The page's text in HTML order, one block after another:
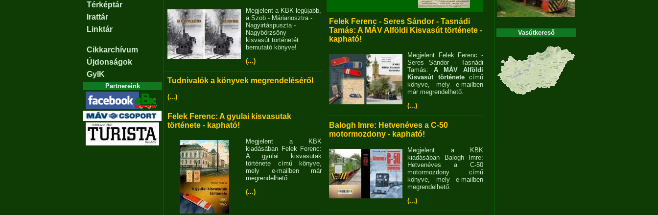
Térképtár
Irattár
Linktár
Cikkarchívum
Újdonságok
GyIK
Partnereink
Megjelent a KBK legújabb,
a Szob - Márianosztra -
Nagyirtáspuszta -
Nagybörzsöny
kisvasút történetét
bemutató könyve!
(...)
Tudnivalók a könyvek megrendeléséről
(...)
Felek Ferenc: A gyulai kisvasutak
története - kapható!
Megjelent a KBK
kiadásában Felek Ferenc:
A gyulai kisvasutak
története című könyve,
mely e-mailben már
megrendelhető.
(...)
Felek Ferenc - Seres Sándor - Tasnádi
Tamás: A MÁV Alföldi Kisvasút története -
kapható!
Megjelent Felek Ferenc -
Seres Sándor - Tasnádi
Tamás: A MÁV Alföldi
Kisvasút története című
könyve, mely e-mailben
már megrendelhető.
(...)
Balogh Imre: Hetvenéves a C-50
motormozdony - kapható!
Megjelent a KBK
kiadásában Balogh Imre:
Hetvenéves a C-50
motormozdony című
könyve, mely e-mailben
megrendelhető.
(...)
Vasútkereső